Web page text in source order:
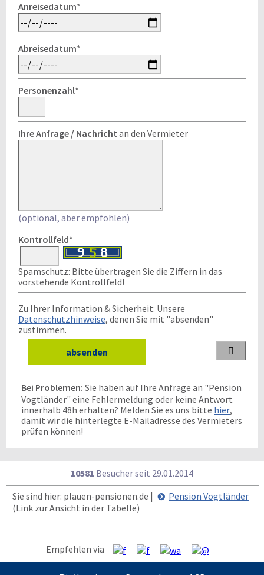
Anreisedatum*
Abreisedatum*
Personenzahl*
Ihre Anfrage / Nachricht an den Vermieter
(optional, aber empfohlen)
Kontrollfeld*
Spamschutz: Bitte übertragen Sie die Ziffern in das
vorstehende Kontrollfeld!
Zu Ihrer Information & Sicherheit: Unsere
Datenschutzhinweise, denen Sie mit "absenden"
zustimmen.

Bei Problemen: Sie haben auf Ihre Anfrage an "Pension
Vogtländer" eine Fehlermeldung oder keine Antwort
innerhalb 48h erhalten? Melden Sie es uns bitte hier,
damit wir die hinterlegte E-Mailadresse des Vermieters
prüfen können!
10581 Besucher seit 29.01.2014
Sie sind hier: plauen-pensionen.de |
Pension Vogtländer
(Link zur Ansicht in der Tabelle)
Empfehlen via